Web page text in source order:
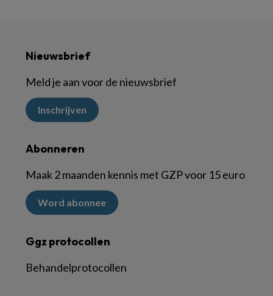
Nieuwsbrief
Meld je aan voor de nieuwsbrief
Inschrijven
Abonneren
Maak 2 maanden kennis met GZP voor 15 euro
Word abonnee
Ggz protocollen
Behandelprotocollen